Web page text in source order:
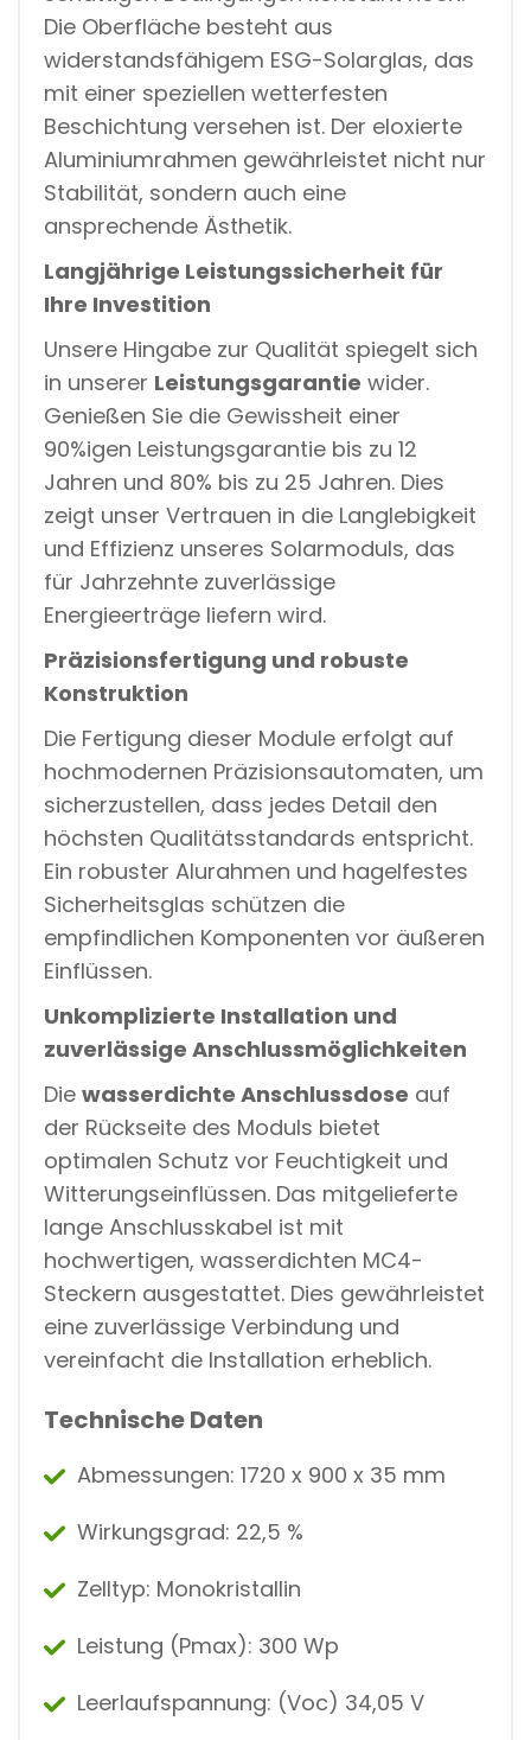
Die Oberfläche besteht aus
widerstandsfähigem ESG-Solarglas, das
mit einer speziellen wetterfesten
Beschichtung versehen ist. Der eloxierte
Aluminiumrahmen gewährleistet nicht nur
Stabilität, sondern auch eine
ansprechende Ästhetik.
Langjährige Leistungssicherheit für
Ihre Investition
Unsere Hingabe zur Qualität spiegelt sich
in unserer Leistungsgarantie wider.
Genießen Sie die Gewissheit einer
90%igen Leistungsgarantie bis zu 12
Jahren und 80% bis zu 25 Jahren. Dies
zeigt unser Vertrauen in die Langlebigkeit
und Effizienz unseres Solarmoduls, das
für Jahrzehnte zuverlässige
Energieerträge liefern wird.
Präzisionsfertigung und robuste
Konstruktion
Die Fertigung dieser Module erfolgt auf
hochmodernen Präzisionsautomaten, um
sicherzustellen, dass jedes Detail den
höchsten Qualitätsstandards entspricht.
Ein robuster Alurahmen und hagelfestes
Sicherheitsglas schützen die
empfindlichen Komponenten vor äußeren
Einflüssen.
Unkomplizierte Installation und
zuverlässige Anschlussmöglichkeiten
Die wasserdichte Anschlussdose auf
der Rückseite des Moduls bietet
optimalen Schutz vor Feuchtigkeit und
Witterungseinflüssen. Das mitgelieferte
lange Anschlusskabel ist mit
hochwertigen, wasserdichten MC4-
Steckern ausgestattet. Dies gewährleistet
eine zuverlässige Verbindung und
vereinfacht die Installation erheblich.
Technische Daten
Abmessungen: 1720 x 900 x 35 mm
Wirkungsgrad: 22,5 %
Zelltyp: Monokristallin
Leistung (Pmax): 300 Wp
Leerlaufspannung: (Voc) 34,05 V